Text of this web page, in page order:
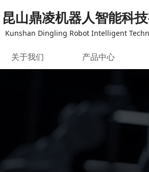
昆山鼎凌机器人智能科
Kunshan Dingling Robot Intelligent
关于我们 产品中心